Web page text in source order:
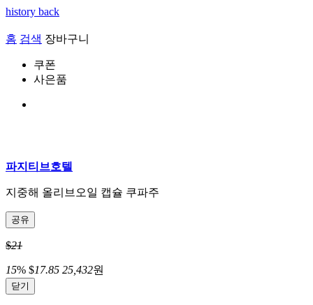
history back
홈 검색 장바구니
쿠폰
사은품
파지티브호텔
지중해 올리브오일 캡슐 쿠파주
공유
$21
15% $17.85 25,432원
닫기